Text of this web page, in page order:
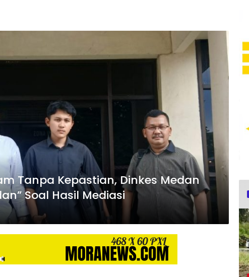
Tanpa Kepastian, Dinkes Medan
Soal Hasil Mediasi